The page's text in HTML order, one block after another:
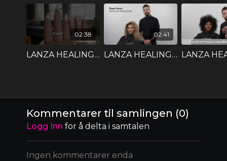
02:38
LANZA HEALING CURLS - PRODUKTKUNNSKAP
02:41
LANZA HEALING CURLS - COCTAIL
Kommentarer til samlingen (0)
Logg Inn for å delta i samtalen
Ingen kommentarer enda